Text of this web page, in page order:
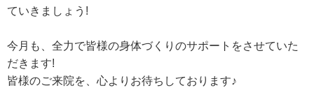
ていきましょう!
今月も、全力で皆様の身体づくりのサポートをさせていた
だきます!
皆様のご来院を、心よりお待ちしております♪